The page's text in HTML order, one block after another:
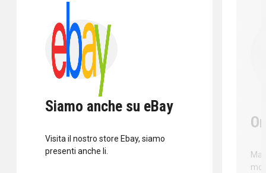
Siamo anche su eBay
Visita il nostro store Ebay, siamo
presenti anche li.